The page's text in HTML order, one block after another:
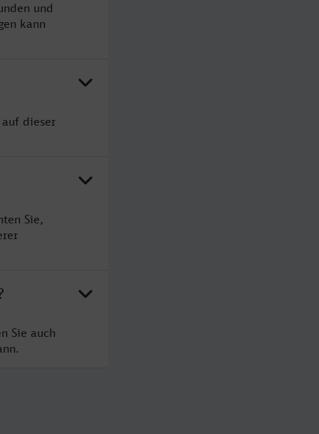
und
kann
dieser
Sie,
Sie auch